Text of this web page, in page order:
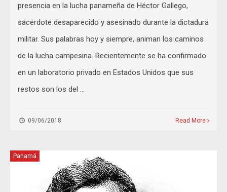
presencia en la lucha panameña de Héctor Gallego,
sacerdote desaparecido y asesinado durante la dictadura
militar. Sus palabras hoy y siempre, animan los caminos
de la lucha campesina. Recientemente se ha confirmado
en un laboratorio privado en Estados Unidos que sus
restos son los del …
09/06/2018 Read More
Panamá